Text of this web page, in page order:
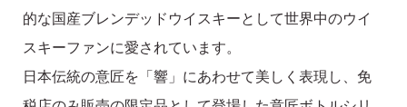
的な国産ブレンデッドウイスキーとして世界中のウイ
スキーファンに愛されています。
日本伝統の意匠を「響」にあわせて美しく表現し、免